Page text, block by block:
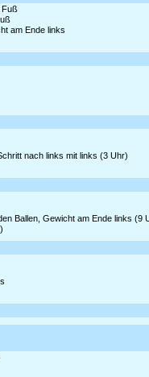
Fuß
am Ende links
nach links mit links (3 Uhr)
Ballen, Gewicht am Ende links (9